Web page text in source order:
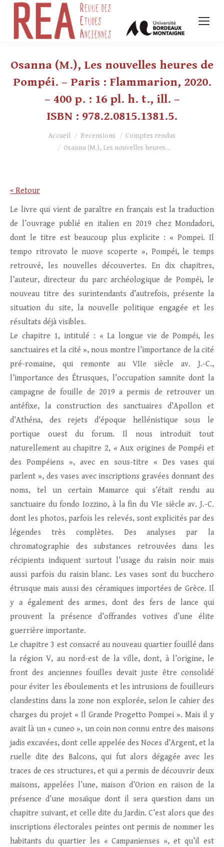
Osanna (M.), Les nouvelles heures de
Pompéi. – Paris : Flammarion, 2020.
– 400 p. : 16 pl. h. t., ill. –
ISBN : 978.2.0815.1381.5.
Vous êtes ici :Accueil Recensions
Comptes rendus
Osanna (M.), Les nouvelles heures…
< Retour
Le livre qui vient de paraître en français est la traduction
de l’ouvrage publié en italien en 2019 chez Mondadori,
dont le titre est beaucoup plus explicite : « Pompei. Il
tempo ritrovato le nuove scoperte », Pompéi, le temps
retrouvé, les nouvelles découvertes. En dix chapitres,
l’auteur, directeur du parc archéologique de Pompéi, le
nouveau titre des surintendants d’autrefois, présente la
situation du site, la nouvelle politique engagée et les
résultats déjà visibles.
Le chapitre 1, intitulé : « La longue vie de Pompéi, les
sanctuaires et la cité », nous montre l’importance de la cité
pré-romaine, qui remonte au VIIe siècle av. J.-C.,
l’importance des Étrusques, l’occupation samnite dont la
campagne de fouille de 2019 a permis de retrouver un
antéfixe, la construction des sanctuaires d’Apollon et
d’Athéna, des rejets d’époque hellénistique sous le
portique ouest du forum. Il nous introduit tout
naturellement au chapitre 2, « Aux origines de Pompéi et
des Pompéiens », avec en sous-titre « Des vases qui
parlent », des vases avec inscriptions gravées donnant des
noms, tel un certain Mamarce qui s’était rendu au
sanctuaire du fondo Iozzino, à la fin du VIe siècle av. J.-C.
dont les photos, parfois les relevés, sont explicités par des
légendes très complètes. Des analyses par la
chromatographie des substances retrouvées dans les
récipients indiquent surtout l’usage du raisin noir mais
aussi parfois du raisin blanc. Les vases sont du bucchero
étrusque mais aussi des céramiques importées de Grèce. Il
y a également des armes, dont des fers de lance qui
prouvent la présence d’offrandes votives d’une élite
guerrière importante.
Le chapitre 3 est consacré au nouveau quartier fouillé dans
la région V, au nord-est de la ville, dont, à l’origine, le
front des anciennes fouilles devait juste être consolidé
pour éviter les éboulements et les intrusions de fouilleurs
clandestins dans la zone non explorée, selon le cahier des
charges du projet « Il Grande Progetto Pompei ». Mais il y
avait là un « cuneo », un coin non connu entre des maisons
jadis excavées, dont celle appelée des Noces d’Argent, et la
ruelle dite des Balcons, qui fut alors dégagée avec les
traces de ces structures, et qui a permis de découvrir deux
maisons, appelées l’une, maison d’Orion en raison de la
présence d’une mosaïque dont il sera question dans un
chapitre suivant, et celle dite du Jardin. C’est alors que des
inscriptions électorales peintes ont permis de nommer les
habitants du quartier les « Campanienses », et qu’il est